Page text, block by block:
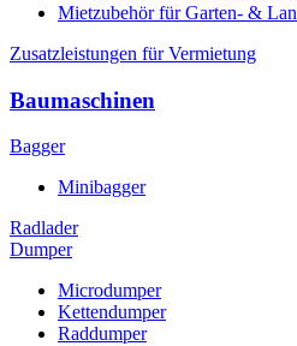
Mietzubehör für Garten- &
Zusatzleistungen für Vermietung
Baumaschinen
Bagger
Minibagger
Radlader
Dumper
Microdumper
Kettendumper
Raddumper